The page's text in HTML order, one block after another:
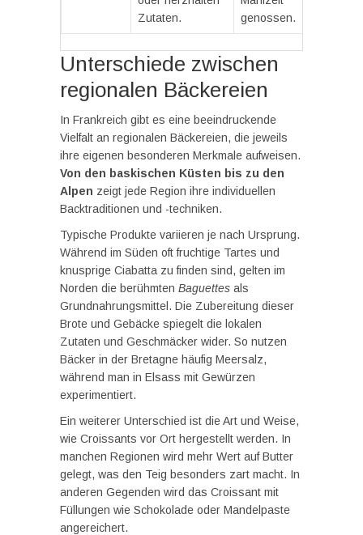
Zutaten.
genossen.
Unterschiede zwischen
regionalen Bäckereien
In Frankreich gibt es eine beeindruckende
Vielfalt an regionalen Bäckereien, die jeweils
ihre eigenen besonderen Merkmale aufweisen.
Von den baskischen Küsten bis zu den
Alpen zeigt jede Region ihre individuellen
Backtraditionen und -techniken.
Typische Produkte variieren je nach Ursprung.
Während im Süden oft fruchtige Tartes und
knusprige Ciabatta zu finden sind, gelten im
Norden die berühmten Baguettes als
Grundnahrungsmittel. Die Zubereitung dieser
Brote und Gebäcke spiegelt die lokalen
Zutaten und Geschmäcker wider. So nutzen
Bäcker in der Bretagne häufig Meersalz,
während man in Elsass mit Gewürzen
experimentiert.
Ein weiterer Unterschied ist die Art und Weise,
wie Croissants vor Ort hergestellt werden. In
manchen Regionen wird mehr Wert auf Butter
gelegt, was den Teig besonders zart macht. In
anderen Gegenden wird das Croissant mit
Füllungen wie Schokolade oder Mandelpaste
angereichert.